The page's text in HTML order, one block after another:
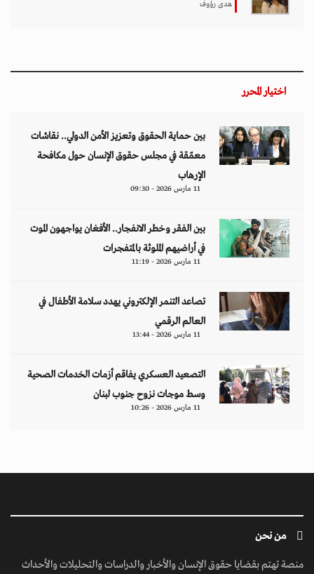
هدى رؤوف
اختيار المحرر
بين حماية الحقوق وتعزيز الأمن الدولي.. نقاشات
معمّقة في مجلس حقوق الإنسان حول مكافحة
الإرهاب
11 مارس 2026 - 09:30
بين الفقر وخطر الانفجار.. الأفغان يواجهون الموت
في أراضيهم الملوثة بالمتفجرات
11 مارس 2026 - 11:19
تصاعد التنمر الإلكتروني يهدد سلامة الأطفال في
العالم الرقمي
11 مارس 2026 - 13:44
التصعيد العسكري يفاقم أزمات الخدمات الصحية
وسط موجات نزوح جنوب لبنان
11 مارس 2026 - 10:26
من نحن
منصة تهتم بقضايا حقوق الإنسان والأخبار والدراسات والتحليلات والأحداث